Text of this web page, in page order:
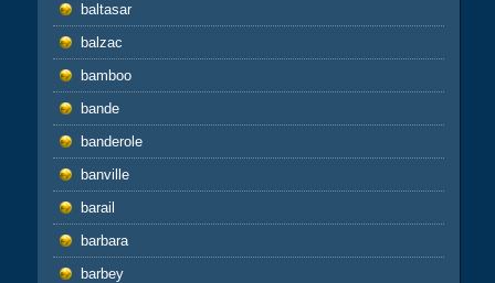
baltasar
balzac
bamboo
bande
banderole
banville
barail
barbara
barbey